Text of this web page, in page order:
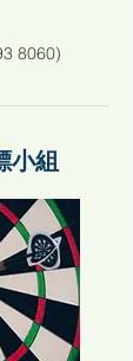
8060)
小組